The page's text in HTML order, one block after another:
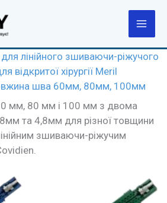
лінійного зшиваючи-ріжучого
відкритої хірургії Meril
шва 60мм, 80мм, 100мм
мм, 80 мм і 100 мм з двома
та 4,8мм для різної товщини
зшиваючи-ріжучим